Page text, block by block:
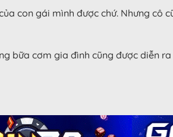
con gái mình được chứ. Nhưng
bữa cơm gia đình cũng được diễn